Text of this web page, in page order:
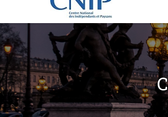
Mission nationale
La lettre des